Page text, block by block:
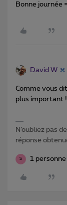
Bonne journée
David W
Comme vous
plus important
N’oubliez pas
réponse
S 1